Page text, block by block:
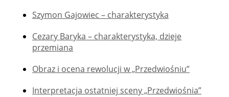
Szymon Gajowiec – charakterystyka
Cezary Baryka – charakterystyka, dzieje
przemiana
Obraz i ocena rewolucji w „Przedwiośniu”
Interpretacja ostatniej sceny „Przedwiośnia”